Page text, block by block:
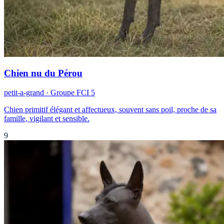
Chien nu du Pérou
petit-a-grand · Groupe FCI 5
Chien primitif élégant et affectueux, souvent sans poil, proche de sa
famille, vigilant et sensible.
9